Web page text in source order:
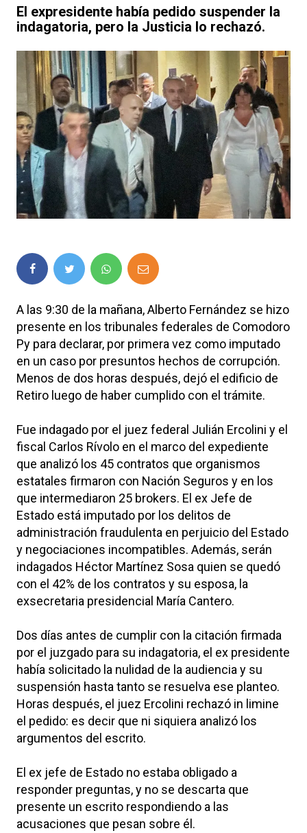
El expresidente había pedido suspender la
indagatoria, pero la Justicia lo rechazó.
A las 9:30 de la mañana, Alberto Fernández se hizo
presente en los tribunales federales de Comodoro
Py para declarar, por primera vez como imputado
en un caso por presuntos hechos de corrupción.
Menos de dos horas después, dejó el edificio de
Retiro luego de haber cumplido con el trámite.
Fue indagado por el juez federal Julián Ercolini y el
fiscal Carlos Rívolo en el marco del expediente
que analizó los 45 contratos que organismos
estatales firmaron con Nación Seguros y en los
que intermediaron 25 brokers. El ex Jefe de
Estado está imputado por los delitos de
administración fraudulenta en perjuicio del Estado
y negociaciones incompatibles. Además, serán
indagados Héctor Martínez Sosa quien se quedó
con el 42% de los contratos y su esposa, la
exsecretaria presidencial María Cantero.
Dos días antes de cumplir con la citación firmada
por el juzgado para su indagatoria, el ex presidente
había solicitado la nulidad de la audiencia y su
suspensión hasta tanto se resuelva ese planteo.
Horas después, el juez Ercolini rechazó in limine
el pedido: es decir que ni siquiera analizó los
argumentos del escrito.
El ex jefe de Estado no estaba obligado a
responder preguntas, y no se descarta que
presente un escrito respondiendo a las
acusaciones que pesan sobre él.